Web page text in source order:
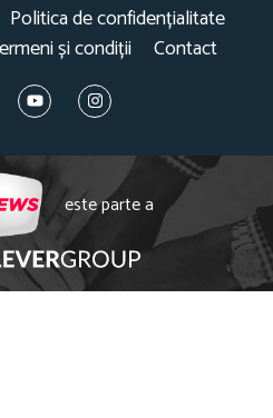
Politica de confidențialitate
și condiții Contact
este parte a